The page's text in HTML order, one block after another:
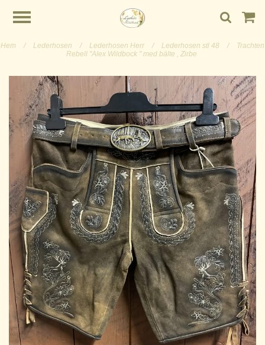
Hem / Lederhosen / Lederhosen Herr / Lederhosen stl 48 /
Trachten
Rebell "Alex Wildbock " med bälte , Zirbe